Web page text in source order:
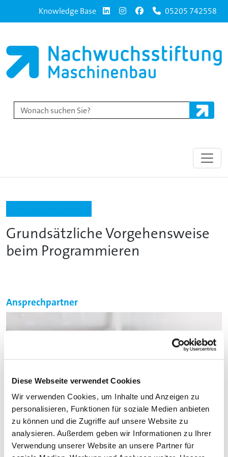
Diese Webseite verwendet Cookies
Wir verwenden Cookies, um Inhalte und Anzeigen zu
personalisieren, Funktionen für soziale Medien anbieten
zu können und die Zugriffe auf unsere Website zu
analysieren. Außerdem geben wir Informationen zu Ihrer
Verwendung unserer Website an unsere Partner für
Knowledge Base 05205 742558
Grundsätzliche Vorgehensweise
beim Programmieren
Ansprechpartner